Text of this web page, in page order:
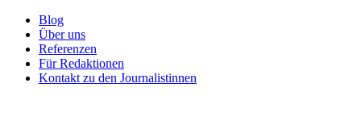
Blog
Über uns
Referenzen
Für Redaktionen
Kontakt zu den Journalistinnen